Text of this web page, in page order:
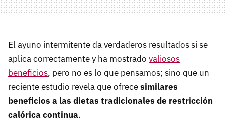
El ayuno intermitente da verdaderos resultados si se
aplica correctamente y ha mostrado valiosos
beneficios, pero no es lo que pensamos; sino que un
reciente estudio revela que ofrecesimilares
beneficios a las dietas tradicionales de restricción
calórica continua.